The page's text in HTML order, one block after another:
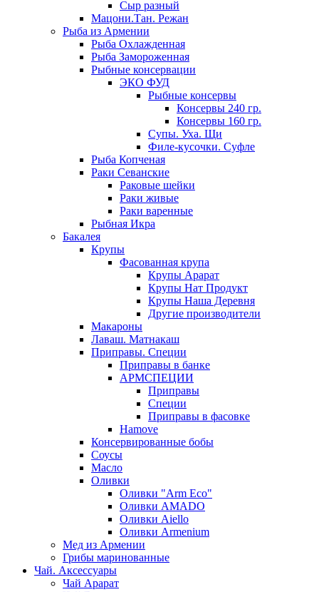
Сыр разный
Мацони.Тан. Режан
Рыба из Армении
Рыба Охлажденная
Рыба Замороженная
Рыбные консервации
ЭКО ФУД
Рыбные консервы
Консервы 240 гр.
Консервы 160 гр.
Супы. Уха. Щи
Филе-кусочки. Суфле
Рыба Копченая
Раки Севанские
Раковые шейки
Раки живые
Раки варенные
Рыбная Икра
Бакалея
Крупы
Фасованная крупа
Крупы Арарат
Крупы Нат Продукт
Крупы Наша Деревня
Другие производители
Макароны
Лаваш. Матнакаш
Приправы. Специи
Приправы в банке
АРМСПЕЦИИ
Приправы
Специи
Приправы в фасовке
Hamove
Консервированные бобы
Соусы
Масло
Оливки
Оливки "Arm Eco"
Оливки AMADO
Оливки Aiello
Оливки Armenium
Мед из Армении
Грибы маринованные
Чай. Аксессуары
Чай Арарат